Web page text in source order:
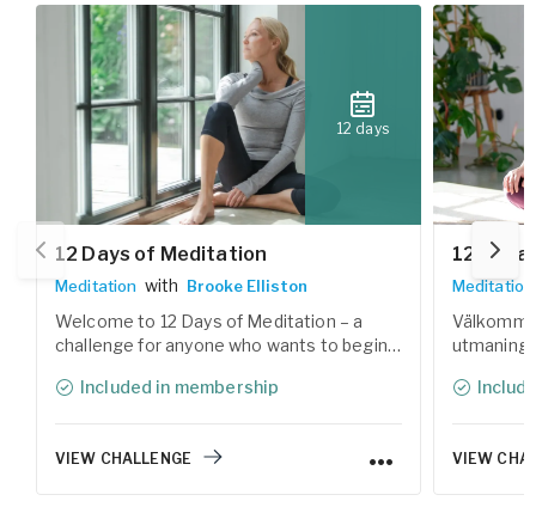
12 days
12 Days of Meditation
Meditation with Brooke Elliston
Welcome to 12 Days of Meditation – a
challenge for anyone who wants to begin a
the calm within. During the 12 days, you'll
teachers.
Included in membership
VIEW CHALLENGE
12
Meditation
utmaning
Under 12
VIEW